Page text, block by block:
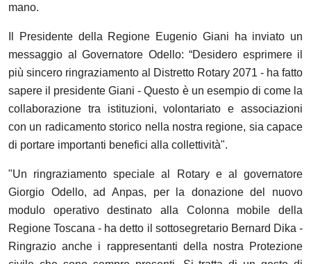
mano.
Il Presidente della Regione Eugenio Giani ha inviato un
messaggio al Governatore Odello: “Desidero esprimere il
più sincero ringraziamento al Distretto Rotary 2071 - ha fatto
sapere il presidente Giani - Questo è un esempio di come la
collaborazione tra istituzioni, volontariato e associazioni
con un radicamento storico nella nostra regione, sia capace
di portare importanti benefici alla collettività".
"Un ringraziamento speciale al Rotary e al governatore
Giorgio Odello, ad Anpas, per la donazione del nuovo
modulo operativo destinato alla Colonna mobile della
Regione Toscana - ha detto il sottosegretario Bernard Dika -
Ringrazio anche i rappresentanti della nostra Protezione